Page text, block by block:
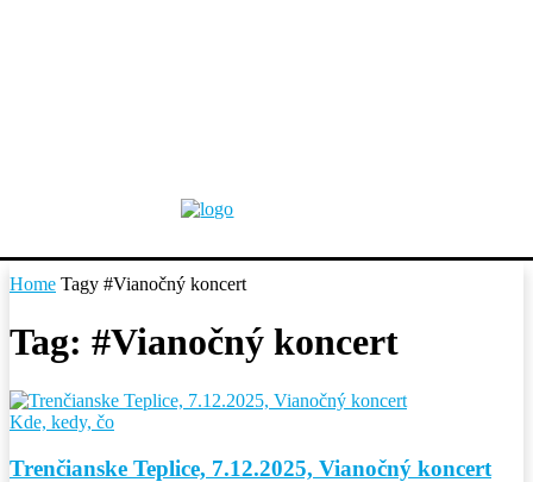
Home Tagy #Vianočný koncert
Tag: #Vianočný koncert
Kde, kedy, čo
Trenčianske Teplice, 7.12.2025, Vianočný koncert